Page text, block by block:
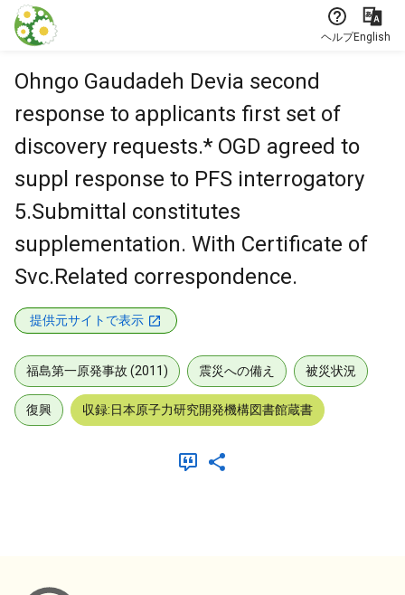
本文に飛ぶ
ヘルプEnglish
Ohngo Gaudadeh Devia second
response to applicants first set of
discovery requests.* OGD agreed to
suppl response to PFS interrogatory
5.Submittal constitutes
supplementation. With Certificate of
Svc.Related correspondence.
提供元サイトで表示
福島第一原発事故 (2011) 震災への備え 被災状況
復興 収録:日本原子力研究開発機構図書館蔵書